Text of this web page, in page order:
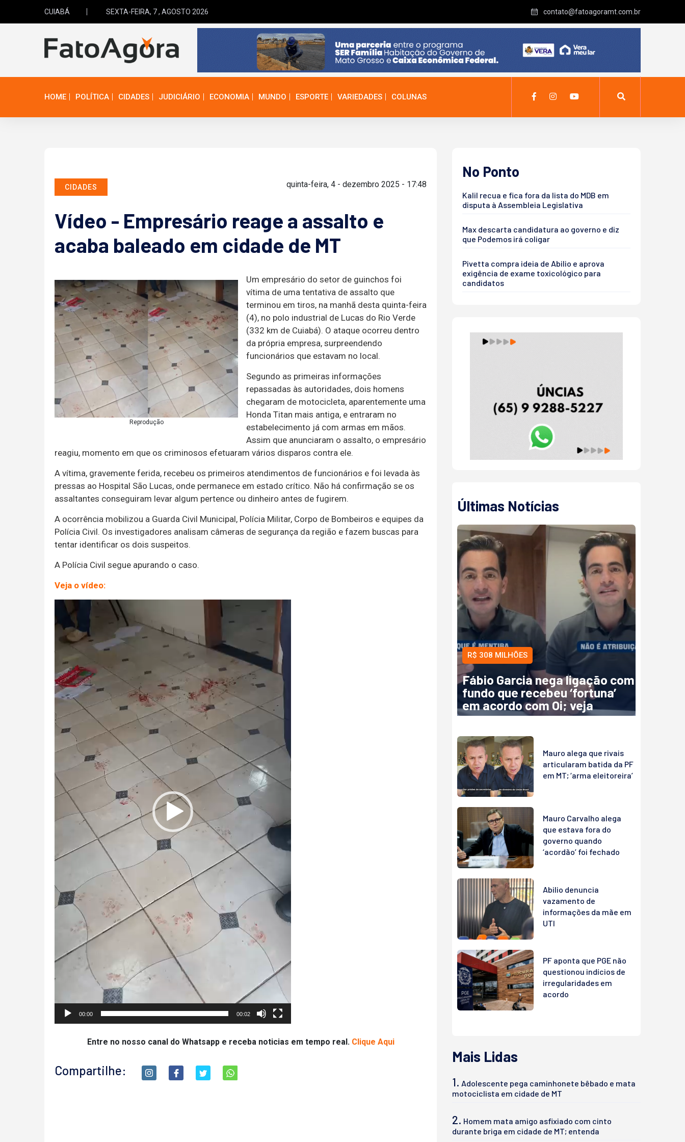
CUIABÁ SEXTA-FEIRA, 7 , AGOSTO 2026 contato@fatoagoramt.com.br
HOME POLÍTICA CIDADES JUDICIÁRIO ECONOMIA MUNDO ESPORTE VARIEDADES COLUNAS
CIDADES quinta-feira, 4 - dezembro 2025 - 17:48
Vídeo - Empresário reage a assalto e
acaba baleado em cidade de MT
Reprodução
Um empresário do setor de guinchos foi
vítima de uma tentativa de assalto que
terminou em tiros, na manhã desta quinta-feira
(4), no polo industrial de Lucas do Rio Verde
(332 km de Cuiabá). O ataque ocorreu dentro
da própria empresa, surpreendendo
funcionários que estavam no local.
Segundo as primeiras informações
repassadas às autoridades, dois homens
chegaram de motocicleta, aparentemente uma
Honda Titan mais antiga, e entraram no
estabelecimento já com armas em mãos.
Assim que anunciaram o assalto, o empresário
reagiu, momento em que os criminosos efetuaram vários disparos contra ele.
A vítima, gravemente ferida, recebeu os primeiros atendimentos de funcionários e foi levada às
pressas ao Hospital São Lucas, onde permanece em estado crítico. Não há confirmação se os
assaltantes conseguiram levar algum pertence ou dinheiro antes de fugirem.
A ocorrência mobilizou a Guarda Civil Municipal, Polícia Militar, Corpo de Bombeiros e equipes da
Polícia Civil. Os investigadores analisam câmeras de segurança da região e fazem buscas para
tentar identificar os dois suspeitos.
A Polícia Civil segue apurando o caso.
Veja o vídeo:
Tocador
de
vídeo
00:00 00:02
Entre no nosso canal do Whatsapp e receba noticias em tempo real. Clique Aqui
Compartilhe:
No Ponto
Kalil recua e fica fora da lista do MDB em
disputa à Assembleia Legislativa
Max descarta candidatura ao governo e diz
que Podemos irá coligar
Pivetta compra ideia de Abilio e aprova
exigência de exame toxicológico para
candidatos
Últimas Notícias
R$ 308 MILHÕES
Fábio Garcia nega ligação com
fundo que recebeu ‘fortuna’
em acordo com Oi; veja
Mauro alega que rivais
articularam batida da PF
em MT; ‘arma eleitoreira’
Mauro Carvalho alega
que estava fora do
governo quando
‘acordão’ foi fechado
Abilio denuncia
vazamento de
informações da mãe em
UTI
PF aponta que PGE não
questionou indícios de
irregularidades em
acordo
Mais Lidas
1. Adolescente pega caminhonete bêbado e mata
motociclista em cidade de MT
2. Homem mata amigo asfixiado com cinto
durante briga em cidade de MT; entenda